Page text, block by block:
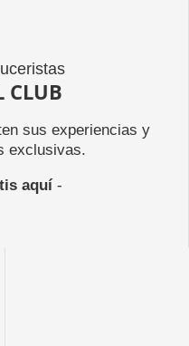
CLUB
sus experiencias y
exclusivas.
aquí-